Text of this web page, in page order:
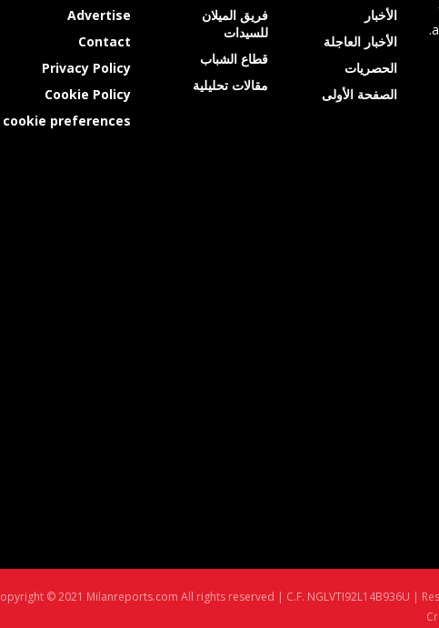
الأخبار
الأخبار العاجلة
الحصريات
الصفحة الأولى
فريق الميلان
للسيدات
قطاع الشباب
مقالات تحليلية
Advertise
Contact
Privacy Policy
Cookie Policy
cookie preferences
© 2021 Milanreports.com All rights reserved | C.F. NGLVTI92L14B936U |